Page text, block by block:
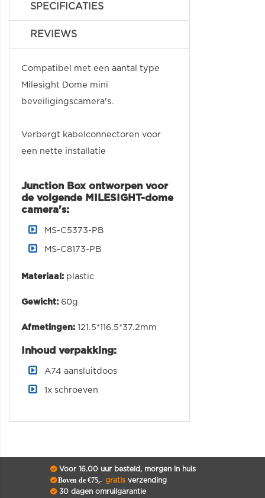
SPECIFICATIES
REVIEWS
Compatibel met een aantal type
Milesight Dome mini
beveiligingscamera's.
Verbergt kabelconnectoren voor
een nette installatie
Junction Box ontworpen voor
de volgende MILESIGHT-dome
camera's:
MS-C5373-PB
MS-C8173-PB
Materiaal: plastic
Gewicht: 60g
Afmetingen: 121.5*116.5*37.2mm
Inhoud verpakking:
A74 aansluitdoos
1x schroeven
Voor 16.00 uur besteld, morgen in huis
Boven de €75,- gratisverzending
30 dagen omruilgarantie